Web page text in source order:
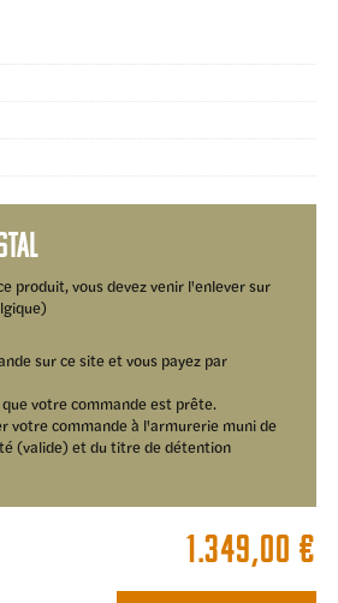
produit, vous devez venir l'enlever sur
sur ce site et vous payez par
votre commande est prête.
votre commande à l'armurerie muni de
(valide) et du titre de détention
1.349,00€